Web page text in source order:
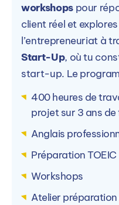
workshops pour
client réel et
l’entrepreneuriat à
Start-Up, où tu
start-up. Le
400 heures de
projet sur 3 ans
Anglais
Préparation TOEIC
Workshops
Atelier préparation